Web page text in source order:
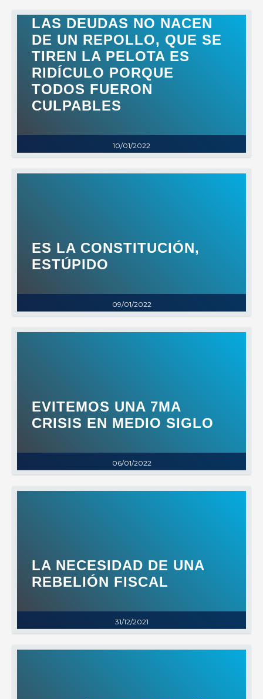
10/01/2022
LAS DEUDAS NO NACEN
DE UN REPOLLO, QUE SE
TIREN LA PELOTA ES
RIDÍCULO PORQUE
TODOS FUERON
CULPABLES
09/01/2022
ES LA CONSTITUCIÓN,
ESTÚPIDO
06/01/2022
EVITEMOS UNA 7MA
CRISIS EN MEDIO SIGLO
31/12/2021
LA NECESIDAD DE UNA
REBELIÓN FISCAL